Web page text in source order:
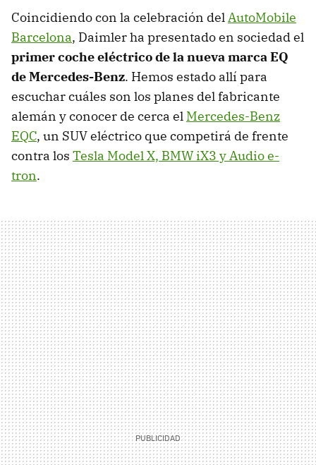
Coincidiendo con la celebración delAutoMobile
Barcelona, Daimler ha presentado en sociedad el
primer coche eléctrico de la nueva marca EQ
de Mercedes-Benz. Hemos estado allí para
escuchar cuáles son los planes del fabricante
alemán y conocer de cerca el Mercedes-Benz
EQC, un SUV eléctrico que competirá de frente
contra los Tesla Model X, BMW iX3 y Audio e-
tron.